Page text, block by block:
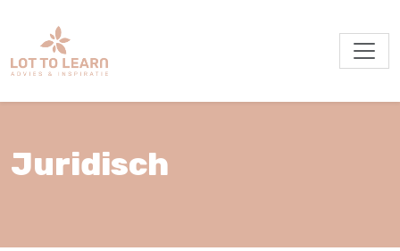
Juridisch